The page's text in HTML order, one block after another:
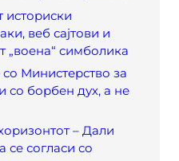
историски
веб сајтови и
„воена“ симболика
Министерство за
со борбен дух, а не
– Дали
се согласи со